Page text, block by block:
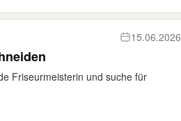
15.06.2026
Friseurmeisterin und suche für